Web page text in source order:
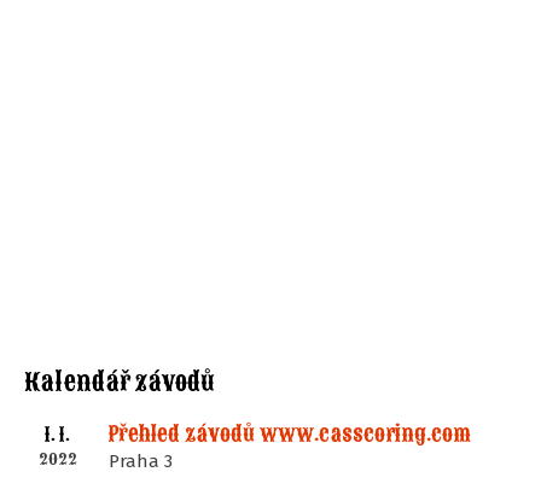
Kalendář závodů
1. I.
2022
Přehled závodů www.casscoring.com
Praha 3